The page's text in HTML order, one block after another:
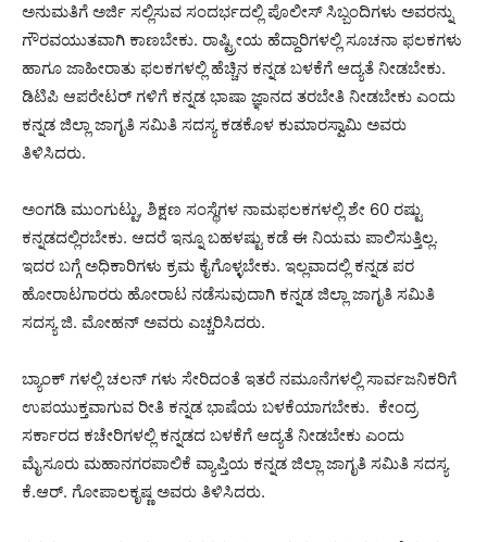
ಅನುಮತಿಗೆ ಅರ್ಜಿ ಸಲ್ಲಿಸುವ ಸಂದರ್ಭದಲ್ಲಿ ಪೊಲೀಸ್ ಸಿಬ್ಬಂದಿಗಳು ಅವರನ್ನು
ಗೌರವಯುತವಾಗಿ ಕಾಣಬೇಕು. ರಾಷ್ಟ್ರೀಯ ಹೆದ್ದಾರಿಗಳಲ್ಲಿ ಸೂಚನಾ ಫಲಕಗಳು
ಹಾಗೂ ಜಾಹೀರಾತು ಫಲಕಗಳಲ್ಲಿ ಹೆಚ್ಚಿನ ಕನ್ನಡ ಬಳಕೆಗೆ ಆದ್ಯತೆ ನೀಡಬೇಕು.
ಡಿಟಿಪಿ ಆಪರೇಟರ್ ಗಳಿಗೆ ಕನ್ನಡ ಭಾಷಾ ಜ್ಞಾನದ ತರಬೇತಿ ನೀಡಬೇಕು ಎಂದು
ಕನ್ನಡ ಜಿಲ್ಲಾ ಜಾಗೃತಿ ಸಮಿತಿ ಸದಸ್ಯ ಕಡಕೊಳ ಕುಮಾರಸ್ವಾಮಿ ಅವರು
ತಿಳಿಸಿದರು.
ಅಂಗಡಿ ಮುಂಗುಟ್ಟು, ಶಿಕ್ಷಣ ಸಂಸ್ಥೆಗಳ ನಾಮಫಲಕಗಳಲ್ಲಿ ಶೇ 60 ರಷ್ಟು
ಕನ್ನಡದಲ್ಲಿರಬೇಕು. ಆದರೆ ಇನ್ನೂ ಬಹಳಷ್ಟು ಕಡೆ ಈ ನಿಯಮ ಪಾಲಿಸುತ್ತಿಲ್ಲ.
ಇದರ ಬಗ್ಗೆ ಅಧಿಕಾರಿಗಳು ಕ್ರಮ ಕೈಗೊಳ್ಳಬೇಕು. ಇಲ್ಲವಾದಲ್ಲಿ ಕನ್ನಡ ಪರ
ಹೋರಾಟಗಾರರು ಹೋರಾಟ ನಡೆಸುವುದಾಗಿ ಕನ್ನಡ ಜಿಲ್ಲಾ ಜಾಗೃತಿ ಸಮಿತಿ
ಸದಸ್ಯ ಜಿ. ಮೋಹನ್ ಅವರು ಎಚ್ಚರಿಸಿದರು.
ಬ್ಯಾಂಕ್ ಗಳಲ್ಲಿ ಚಲನ್ ಗಳು ಸೇರಿದಂತೆ ಇತರೆ ನಮೂನೆಗಳಲ್ಲಿ ಸಾರ್ವಜನಿಕರಿಗೆ
ಉಪಯುಕ್ತವಾಗುವ ರೀತಿ ಕನ್ನಡ ಭಾಷೆಯ ಬಳಕೆಯಾಗಬೇಕು. ಕೇಂದ್ರ
ಸರ್ಕಾರದ ಕಚೇರಿಗಳಲ್ಲಿ ಕನ್ನಡದ ಬಳಕೆಗೆ ಆದ್ಯತೆ ನೀಡಬೇಕು ಎಂದು
ಮೈಸೂರು ಮಹಾನಗರಪಾಲಿಕೆ ವ್ಯಾಪ್ತಿಯ ಕನ್ನಡ ಜಿಲ್ಲಾ ಜಾಗೃತಿ ಸಮಿತಿ ಸದಸ್ಯ
ಕೆ.ಆರ್. ಗೋಪಾಲಕೃಷ್ಣ ಅವರು ತಿಳಿಸಿದರು.